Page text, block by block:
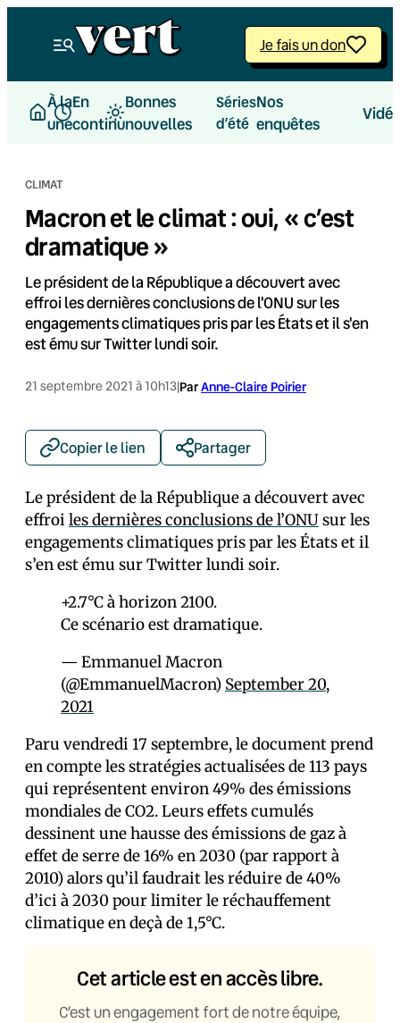
Je fais un don
À la
une
En
continu
Bonnes
nouvelles
Séries
d’été
Nos
enquêtes
CLIMAT
Macron et le climat : oui, « c’est
dramatique »
Le président de la République a découvert avec
effroi les dernières conclusions de l'ONU sur les
engagements climatiques pris par les États et il s'en
est ému sur Twitter lundi soir.
21 septembre 2021 à 10h13|ParAnne-Claire Poirier
Copier le lien Partager
Le président de la République a découvert avec
effroi les dernières conclusions de l’ONUsur les
engagements climatiques pris par les États et il
s’en est ému sur Twitter lundi soir.
+2.7°C à horizon 2100.
Ce scénario est dramatique.
— Emmanuel Macron
(@EmmanuelMacron) September 20,
2021
Paru vendredi 17 septembre, le document prend
en compte les stratégies actualisées de 113 pays
qui représentent environ 49% des émissions
mondiales de CO2. Leurs effets cumulés
dessinent une hausse des émissions de gaz à
effet de serre de 16% en 2030 (par rapport à
2010) alors qu’il faudrait les réduire de 40%
d’ici à 2030 pour limiter le réchauffement
climatique en deçà de 1,5°C.
Cet article est en accès libre.
C’est un engagement fort de notre équipe,